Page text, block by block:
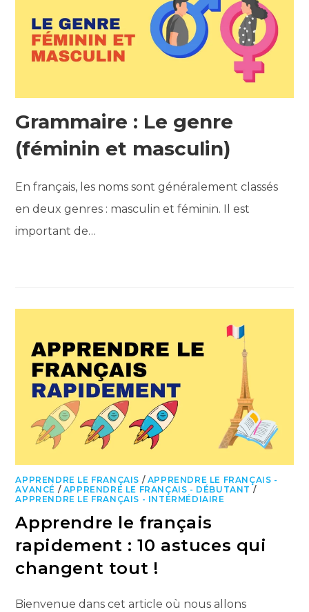
Grammaire : Le genre
(féminin et masculin)
En français, les noms sont généralement classés
en deux genres : masculin et féminin. Il est
important de…
APPRENDRE LE FRANÇAIS / APPRENDRE LE FRANÇAIS -
AVANCÉ / APPRENDRE LE FRANÇAIS - DÉBUTANT /
APPRENDRE LE FRANÇAIS - INTERMÉDIAIRE
Apprendre le français
rapidement : 10 astuces qui
changent tout !
Bienvenue dans cet article où nous allons